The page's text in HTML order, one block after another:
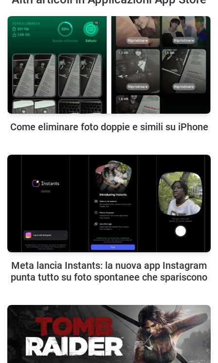
Come eliminare foto doppie e simili su iPhone
Meta lancia Instants: la nuova app Instagram
punta tutto su foto spontanee che spariscono